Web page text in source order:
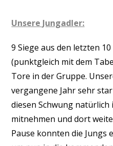
Unsere Jungadler:
9 Siege aus den letzten
(punktgleich mit dem
Tore in der Gruppe.
vergangene Jahr sehr
diesen Schwung natürlich
mitnehmen und dort
Pause konnten die Jungs